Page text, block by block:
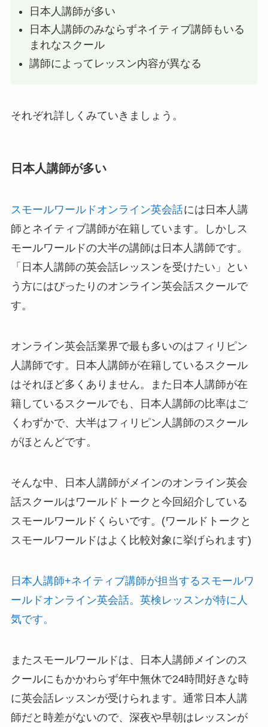
日本人講師が多い
日本人講師のみならずネイティブ講師もいる
まれなスクール
講師によってレッスン内容が異なる
それぞれ詳しくみていきましょう。
日本人講師が多い
スモールワールドオンライン英会話には日本人講
師とネイティブ講師が在籍しています。しかしス
モールワールドの大半の講師は日本人講師です。
「日本人講師の英会話レッスンを受けたい」とい
う方にはぴったりのオンライン英会話スクールで
す。
オンライン英会話業界で最も多いのはフィリピン
人講師です。日本人講師が在籍しているスクール
はそれほど多くありません。また日本人講師が在
籍しているスクールでも、日本人講師の比率はご
くわずかで、大半はフィリピン人講師のスクール
がほとんどです。
そんな中、日本人講師がメインのオンライン英会
話スクールはワールドトークと今回紹介している
スモールワールドくらいです。(ワールドトークと
スモールワールドはよく比較対象に挙げられます)
日本人講師+ネイティブ講師が担当するスモールワ
ールドオンライン英会話。英検レッスンが特に人
気です。
またスモールワールドは、日本人講師メインのス
クールにもかかわらず年中無休で24時間好きな時
に英会話レッスンが受けられます。通常日本人講
師だと時差がないので、深夜や早朝はレッスンが